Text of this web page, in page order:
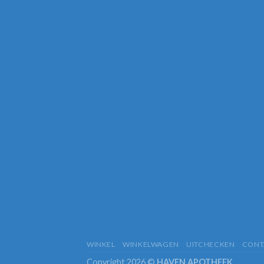
WINKEL WINKELWAGEN UITCHECKEN
Copyright 2026 © HAVEN APOTHEEK